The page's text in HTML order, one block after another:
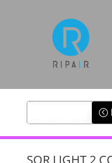
SQR LIGHT 2